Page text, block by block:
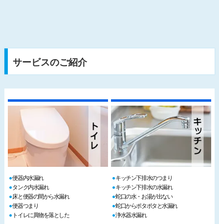
サービスのご紹介
便器内水漏れ
タンク内水漏れ
床と便器の間から水漏れ
便器つまり
トイレに異物を落とした
キッチン下排水のつまり
キッチン下排水の水漏れ
蛇口の水・お湯が出ない
蛇口からポタポタと水漏れ
浄水器水漏れ